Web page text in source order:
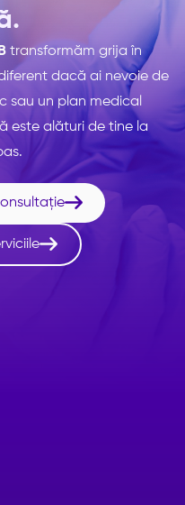
transformăm grija în
dacă ai nevoie de
sau un plan medical
este alături de tine la

